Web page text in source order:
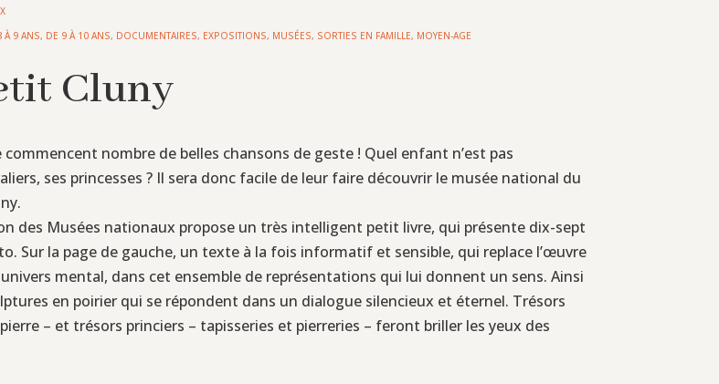
À 9 ANS, DE 9 À 10 ANS, DOCUMENTAIRES, EXPOSITIONS, MUSÉES, SORTIES EN FAMILLE, MOYEN-AGE
Cluny
nombre de belles chansons de geste ! Quel enfant n’est pas
ses princesses ? Il sera donc facile de leur faire découvrir le musée national du
des Musées nationaux propose un très intelligent petit livre, qui présente dix-sept
Sur la page de gauche, un texte à la fois informatif et sensible, qui replace l’œuvre
mental, dans cet ensemble de représentations qui lui donnent un sens. Ainsi
en poirier qui se répondent dans un dialogue silencieux et éternel. Trésors
– et trésors princiers – tapisseries et pierreries – feront briller les yeux des